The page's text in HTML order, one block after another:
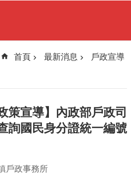
首頁 最新消息 戶政宣導
策宣導】內政部戶政司
詢國民身分證統一編號
戶政事務所